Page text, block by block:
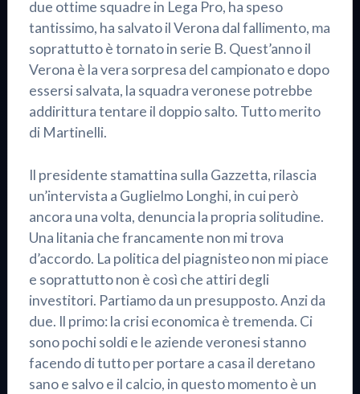
due ottime squadre in Lega Pro, ha speso
tantissimo, ha salvato il Verona dal fallimento, ma
soprattutto è tornato in serie B. Quest’anno il
Verona è la vera sorpresa del campionato e dopo
essersi salvata, la squadra veronese potrebbe
addirittura tentare il doppio salto. Tutto merito
di Martinelli.
Il presidente stamattina sulla Gazzetta, rilascia
un’intervista a Guglielmo Longhi, in cui però
ancora una volta, denuncia la propria solitudine.
Una litania che francamente non mi trova
d’accordo. La politica del piagnisteo non mi piace
e soprattutto non è così che attiri degli
investitori. Partiamo da un presupposto. Anzi da
due. Il primo: la crisi economica è tremenda. Ci
sono pochi soldi e le aziende veronesi stanno
facendo di tutto per portare a casa il deretano
sano e salvo e il calcio, in questo momento è un